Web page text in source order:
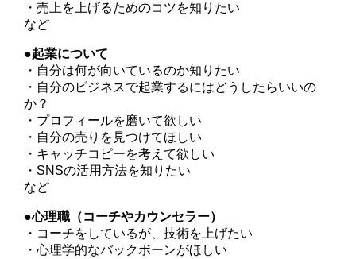
・売上を上げるためのコツを知りたい
など
●起業について
・自分は何が向いているのか知りたい
・自分のビジネスで起業するにはどうしたらいいの
か？
・プロフィールを磨いて欲しい
・自分の売りを見つけてほしい
・キャッチコピーを考えて欲しい
・SNSの活用方法を知りたい
など
●心理職（コーチやカウンセラー）
・コーチをしているが、技術を上げたい
・心理学的なバックボーンがほしい